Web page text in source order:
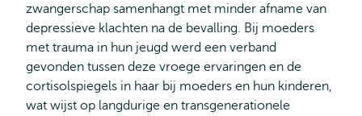
zwangerschap samenhangt met minder afname van
depressieve klachten na de bevalling. Bij moeders
met trauma in hun jeugd werd een verband
gevonden tussen deze vroege ervaringen en de
cortisolspiegels in haar bij moeders en hun kinderen,
wat wijst op langdurige en transgenerationele